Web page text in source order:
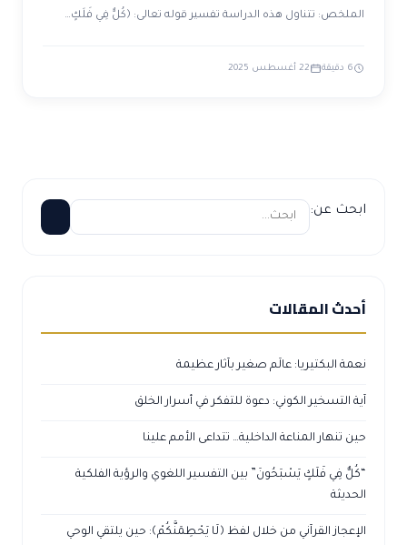
الملخص: تتناول هذه الدراسة تفسير قوله تعالى: ﴿كُلٌّ فِي فَلَكٍ…
6 دقيقة 22 أغسطس 2025
ابحث عن:
أحدث المقالات
نعمة البكتيريا: عالَم صغير بآثار عظيمة
آية التسخير الكوني: دعوة للتفكر في أسرار الخلق
حين تنهار المناعة الداخلية… تتداعى الأمم علينا
“كُلٌّ فِي فَلَكٍ يَسْبَحُونَ” بين التفسير اللغوي والرؤية الفلكية
الحديثة
الإعجاز القرآني من خلال لفظ ﴿لَا يَحْطِمَنَّكُمْ﴾: حين يلتقي الوحي